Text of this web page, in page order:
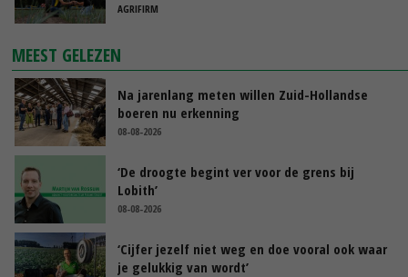
AGRIFIRM
MEEST GELEZEN
Na jarenlang meten willen Zuid-Hollandse
boeren nu erkenning
08-08-2026
‘De droogte begint ver voor de grens bij
Lobith’
08-08-2026
‘Cijfer jezelf niet weg en doe vooral ook waar
je gelukkig van wordt’